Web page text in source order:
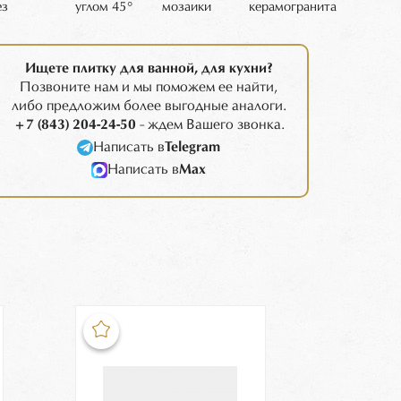
углом 45° мозаики керамогранита
Ищете плитку для ванной, для кухни?
Позвоните нам и мы поможем ее найти,
либо предложим более выгодные аналоги.
+7 (843) 204-24-50 - ждем Вашего звонка.
Написать вTelegram
Написать вMax